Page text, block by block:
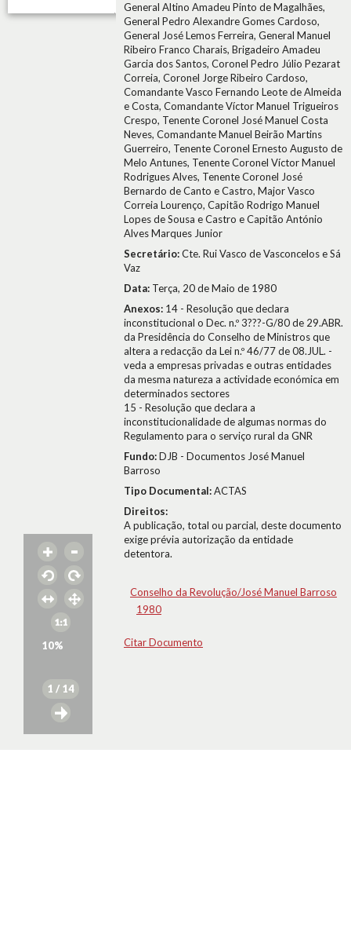
10%
1 / 14
General Altino Amadeu Pinto de Magalhães,
General Pedro Alexandre Gomes Cardoso,
General José Lemos Ferreira, General Manuel
Ribeiro Franco Charais, Brigadeiro Amadeu
Garcia dos Santos, Coronel Pedro Júlio Pezarat
Correia, Coronel Jorge Ribeiro Cardoso,
Comandante Vasco Fernando Leote de Almeida
e Costa, Comandante Víctor Manuel Trigueiros
Crespo, Tenente Coronel José Manuel Costa
Neves, Comandante Manuel Beirão Martins
Guerreiro, Tenente Coronel Ernesto Augusto de
Melo Antunes, Tenente Coronel Víctor Manuel
Rodrigues Alves, Tenente Coronel José
Bernardo de Canto e Castro, Major Vasco
Correia Lourenço, Capitão Rodrigo Manuel
Lopes de Sousa e Castro e Capitão António
Alves Marques Junior
Secretário:Cte. Rui Vasco de Vasconcelos e Sá
Vaz
Data: Terça, 20 de Maio de 1980
Anexos: 14 - Resolução que declara
inconstitucional o Dec. n.º 3???-G/80 de 29.ABR.
da Presidência do Conselho de Ministros que
altera a redacção da Lei n.º 46/77 de 08.JUL. -
veda a empresas privadas e outras entidades
da mesma natureza a actividade económica em
determinados sectores
15 - Resolução que declara a
inconstitucionalidade de algumas normas do
Regulamento para o serviço rural da GNR
Fundo:DJB - Documentos José Manuel
Barroso
Tipo Documental:ACTAS
Direitos:
A publicação, total ou parcial, deste documento
exige prévia autorização da entidade
detentora.
Conselho da Revolução/José Manuel Barroso
1980
Citar Documento